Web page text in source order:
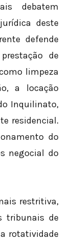
debatem
deste
defende
de
limpeza
a locação
Inquilinato,
residencial.
do
negocial do
restritiva,
tribunais de
rotatividade